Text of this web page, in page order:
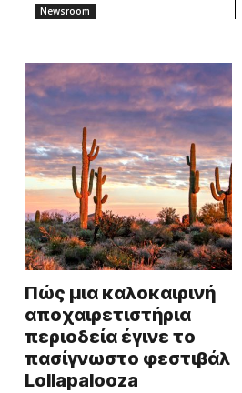
Newsroom
Πώς μια καλοκαιρινή
αποχαιρετιστήρια
περιοδεία έγινε το
πασίγνωστο φεστιβάλ
Lollapalooza